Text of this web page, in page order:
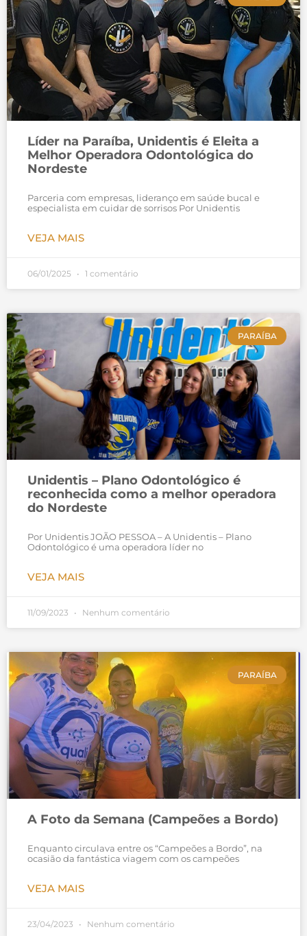
Líder na Paraíba, Unidentis é Eleita a
Melhor Operadora Odontológica do
Nordeste
Parceria com empresas, lideranço em saúde bucal e
especialista em cuidar de sorrisos Por Unidentis
VEJA MAIS
06/01/2025 1 comentário
PARAÍBA
Unidentis – Plano Odontológico é
reconhecida como a melhor operadora
do Nordeste
Por Unidentis JOÃO PESSOA – A Unidentis – Plano
Odontológico é uma operadora líder no
VEJA MAIS
11/09/2023 Nenhum comentário
PARAÍBA
A Foto da Semana (Campeões a Bordo)
Enquanto circulava entre os “Campeões a Bordo”, na
ocasião da fantástica viagem com os campeões
VEJA MAIS
23/04/2023 Nenhum comentário